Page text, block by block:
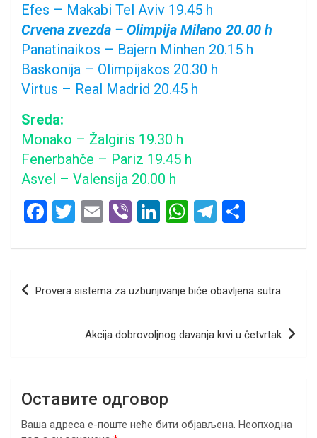
Efes – Makabi Tel Aviv 19.45 h
Crvena zvezda – Olimpija Milano 20.00 h
Panatinaikos – Bajern Minhen 20.15 h
Baskonija – Olimpijakos 20.30 h
Virtus – Real Madrid 20.45 h
Sreda:
Monako – Žalgiris 19.30 h
Fenerbahče – Pariz 19.45 h
Asvel – Valensija 20.00 h
F
ce
o
T
tt
er
E
ail
Vi
er
Li
ke
dI
n
W
at
s
A
p
T
e
gr
a
m
ar
Кретање
Provera sistema za uzbunjivanje biće obavljena sutra
Akcija dobrovoljnog davanja krvi u četvrtak
Оставите одговор
Ваша адреса е-поште неће бити објављена. Неопходна